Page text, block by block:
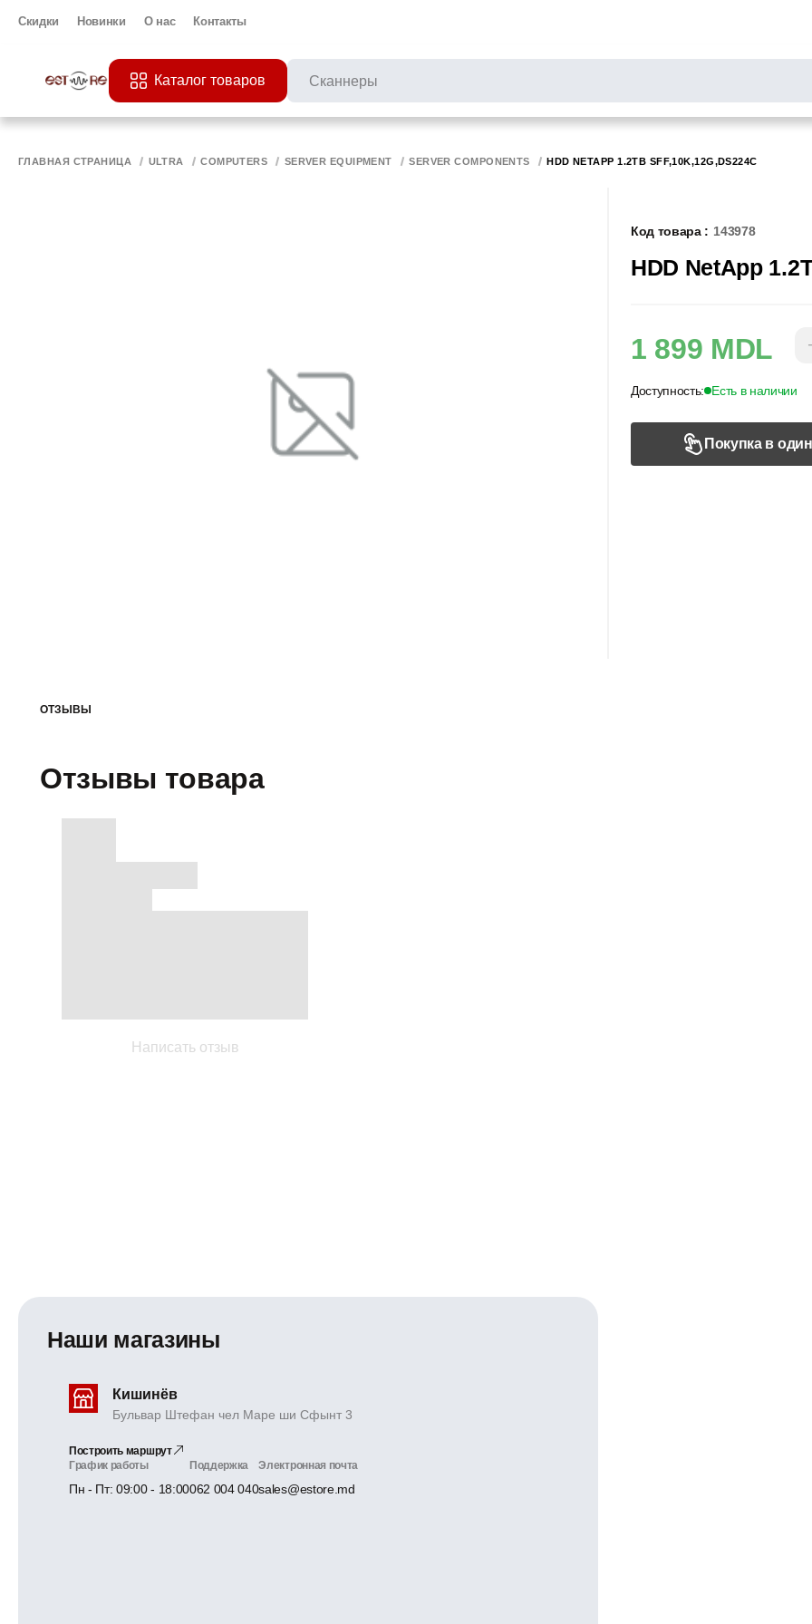
Скидки Новинки О нас Контакты
Каталог товаров
ГЛАВНАЯ СТРАНИЦА ULTRA COMPUTERS SERVER EQUIPMENT SERVER COMPONENTS HDD NETAPP 1.2TB SFF,10K,12G,DS224C
Код товара : 143978
HDD NetApp
1 899 MDL
Доступность: Есть в наличии
Покупка в
ОТЗЫВЫ
Отзывы товара
Написать отзыв
Наши магазины
Кишинёв
Бульвар Штефан чел Маре ши Сфынт 3
Построить маршрут
График работы
Пн - Пт: 09:00 - 18:00
Поддержка
062 004 040
Электронная почта
sales@estore.md